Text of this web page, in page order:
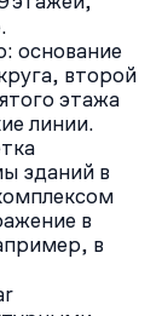
основание
второй
этажа
линии.
зданий в
в
в